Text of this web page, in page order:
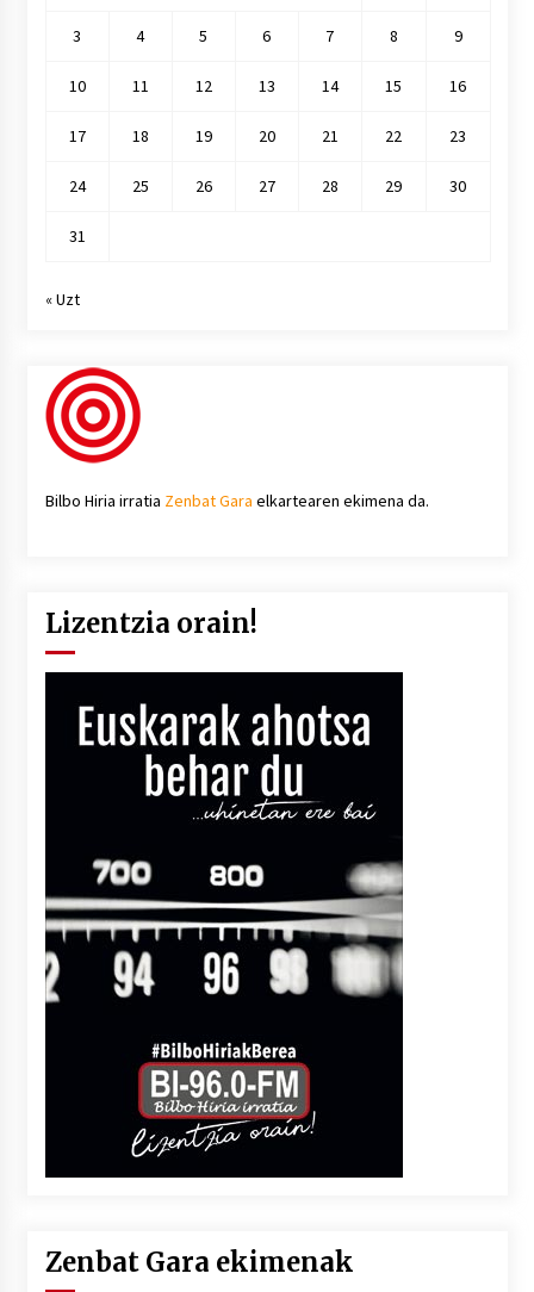
3 4 5 6 7 8 9
10 11 12 13 14 15 16
17 18 19 20 21 22 23
24 25 26 27 28 29 30
31
« Uzt
Bilbo Hiria irratia Zenbat Gara elkartearen ekimena da.
Lizentzia orain!
Zenbat Gara ekimenak